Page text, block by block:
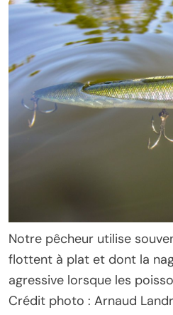
Notre pêcheur utilise
flottent à plat et dont la
agressive lorsque les
Crédit photo : Arnaud